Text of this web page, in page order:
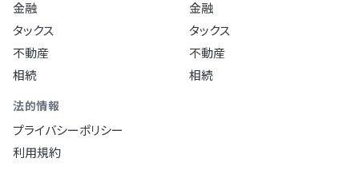
金融
タックス
不動産
相続
金融
タックス
不動産
相続
法的情報
プライバシーポリシー
利用規約